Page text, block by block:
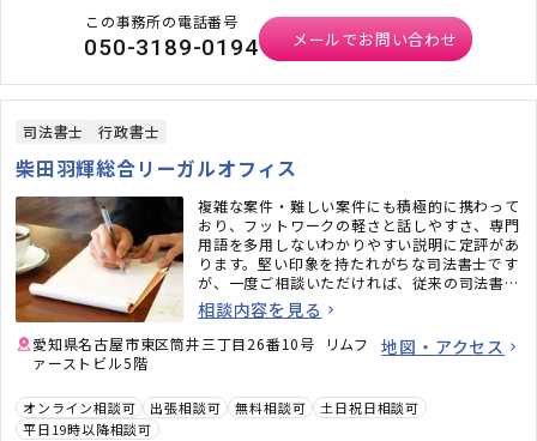
この事務所の電話番号
050-3189-0194 メールでお問い合わせ
司法書士 行政書士
柴田羽輝総合リーガルオフィス
複雑な案件・難しい案件にも積極的に携わって
おり、フットワークの軽さと話しやすさ、専門
用語を多用しないわかりやすい説明に定評があ
ります。堅い印象を持たれがちな司法書士です
が、一度ご相談いただければ、従来の司法書士
のイメージがガラッと変わるかと思います。ど
うぞお気軽にご相談ください。
相談内容を見る
愛知県名古屋市東区筒井三丁目26番10号 リムフ
ァーストビル5階
地図・アクセス
オンライン相談可 出張相談可 無料相談可
土日祝日相談可
平日19時以降相談可